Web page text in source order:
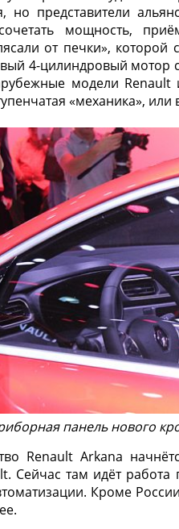
но представители
мощность,
от печки», которой
4-цилиндровый мотор
модели Renault
«механика», или
панель нового
Renault Arkana
Сейчас там идёт
Кроме